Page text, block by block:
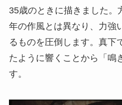
35歳のときに描きました。
年の作風とは異なり、力強
るものを圧倒します。真下
たように響くことから「鳴
す。